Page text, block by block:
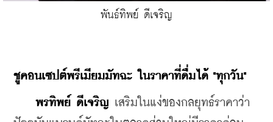
พันธ์ทิพย์ ดีเจริญ
ชูคอนเซปต์พรีเมียมมัทฉะ ในราคาที่ดื่มได้ "ทุกวัน"
พรทิพย์ ดีเจริญ เสริมในแง่ของกลยุทธ์ราคาว่า